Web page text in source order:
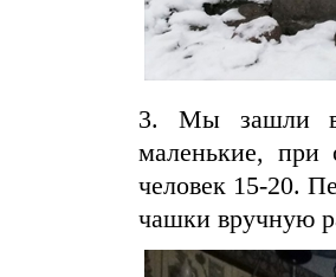
3. Мы зашли
маленькие, при
человек 15-20.
чашки вручную